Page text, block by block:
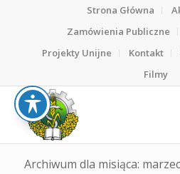
Strona Główna
Zamówienia Publiczne
Projekty Unijne
Kontakt
Filmy
Archiwum dla misiąca: